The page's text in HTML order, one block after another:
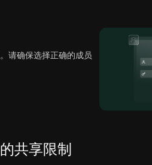
请确保选择正确的成员
共享限制